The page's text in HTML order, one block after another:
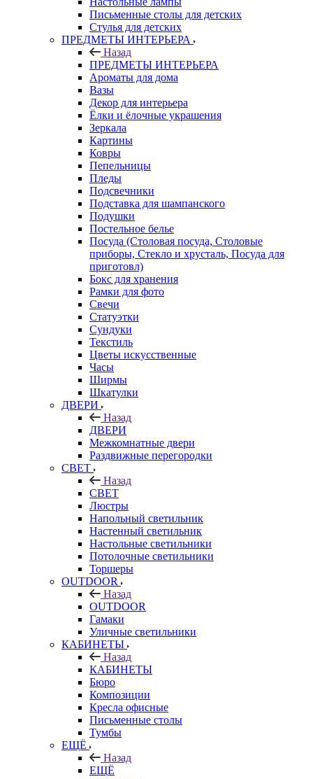
Письменные столы для детских
Стулья для детских
ПРЕДМЕТЫ ИНТЕРЬЕРА
Назад
ПРЕДМЕТЫ ИНТЕРЬЕРА
Ароматы для дома
Вазы
Декор для интерьера
Ёлки и ёлочные украшения
Зеркала
Картины
Ковры
Пепельницы
Пледы
Подсвечники
Подставка для шампанского
Подушки
Постельное белье
Посуда (Столовая посуда, Столовые
приборы, Стекло и хрусталь, Посуда для
приготовл)
Бокс для хранения
Рамки для фото
Свечи
Статуэтки
Сундуки
Текстиль
Цветы искусственные
Часы
Ширмы
Шкатулки
ДВЕРИ
Назад
ДВЕРИ
Межкомнатные двери
Раздвижные перегородки
СВЕТ
Назад
СВЕТ
Люстры
Напольный светильник
Настенный светильник
Настольные светильники
Потолочные светильники
Торшеры
OUTDOOR
Назад
OUTDOOR
Гамаки
Уличные светильники
КАБИНЕТЫ
Назад
КАБИНЕТЫ
Бюро
Композиции
Кресла офисные
Письменные столы
Тумбы
ЕЩЁ
Назад
ЕЩЁ